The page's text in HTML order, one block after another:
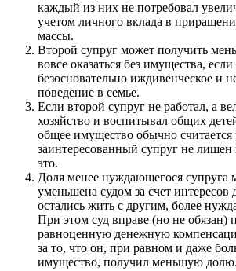
каждый из них не потребовал
учетом личного вклада в
массы.
Второй супруг может получить
вовсе оказаться без имущества,
безосновательно иждивенческое и
поведение в семье.
Если второй супруг не работал, а
хозяйство и воспитывал общих
общее имущество обычно
заинтересованный супруг не лишен
это.
Доля менее нуждающегося супруга
уменьшена судом за счет интересов
остались жить с другим, более
При этом суд вправе (но не обязан)
равноценную денежную
за то, что он, при равном и даже
имущество, получил меньшую долю.